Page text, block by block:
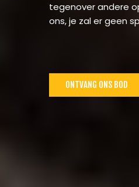
tegenover andere
ons, je zal er geen
ONTVANG ONS BOD